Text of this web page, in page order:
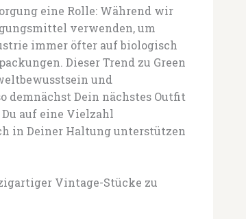
eine Rolle: Während wir
verwenden, um
immer öfter auf biologisch
Dieser Trend zu Green
und
demnächst Dein nächstes Outfit
auf eine Vielzahl
in Deiner Haltung unterstützen
Vintage-Stücke zu